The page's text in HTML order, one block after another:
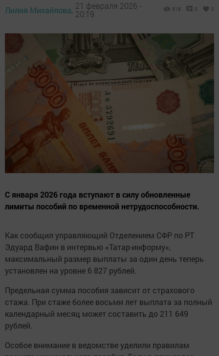
Лилия Михайлова, 21 февраля 2026 -
20:19
518 0 0
С января 2026 года вступают в силу обновленные
лимиты пособий по временной нетрудоспособности.
Как сообщил управляющий Отделением СФР по РТ
Эдуард Вафин в интервью «Татар-информу»,
максимальный размер выплаты за один день теперь
установлен на уровне 6 827 рублей.
Предельная сумма пособия зависит от страхового
стажа. При стаже более восьми лет выплата за полный
календарный месяц может составить до 211 649
рублей.
Особое внимание в ведомстве уделили правилам